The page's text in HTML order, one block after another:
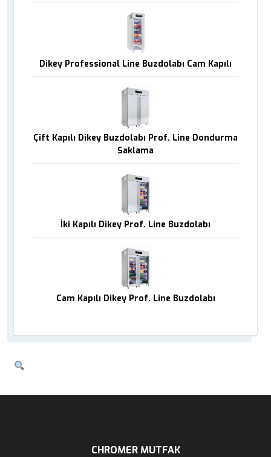
Dikey Professional Line Buzdolabı Cam Kapılı
Çift Kapılı Dikey Buzdolabı Prof. Line Dondurma
Saklama
İki Kapılı Dikey Prof. Line Buzdolabı
Cam Kapılı Dikey Prof. Line Buzdolabı
CHROMER MUTFAK